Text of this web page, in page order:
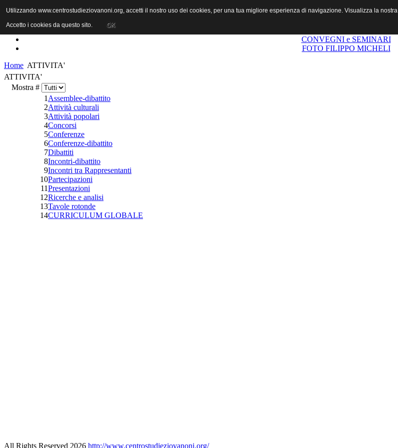
CHI SIAMO
CONVEGNI e SEMINARI
FOTO FILIPPO MICHELI
Home ATTIVITA'
ATTIVITA'
Mostra #
1 Assemblee-dibattito
2Attività culturali
3Attività popolari
4Concorsi
5Conferenze
6Conferenze-dibattito
7Dibattiti
8Incontri-dibattito
9Incontri tra Rappresentanti
10Partecipazioni
11Presentazioni
12Ricerche e analisi
13Tavole rotonde
14CURRICULUM GLOBALE
All Rights Reserved 2026 http://www.centrostudieziovanoni.org/
Utilizzando www.centrostudieziovanoni.org, accetti il nostro uso dei cookies, per una tua migliore esperienza di navigazione. Visualizza la nostra
Accetto i cookies da questo sito. OK